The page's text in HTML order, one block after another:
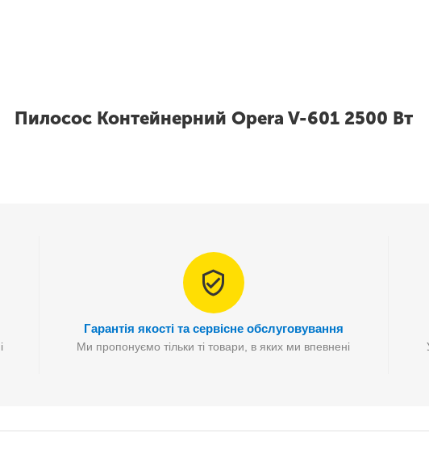
Пилосос Контейнерний Opera V-601 2500 Вт
Гарантія якості та сервісне обслуговування
Ми пропонуємо тільки ті товари, в яких ми впевнені